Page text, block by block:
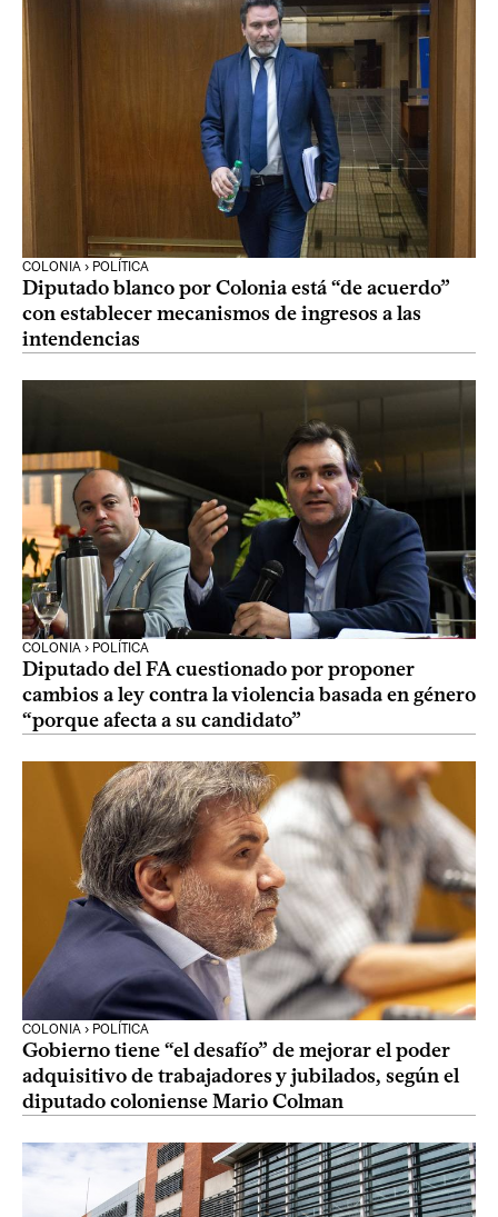
COLONIA › POLÍTICA
Diputado blanco por Colonia está “de acuerdo”
con establecer mecanismos de ingresos a las
intendencias
COLONIA › POLÍTICA
Diputado del FA cuestionado por proponer
cambios a ley contra la violencia basada en género
“porque afecta a su candidato”
COLONIA › POLÍTICA
Gobierno tiene “el desafío” de mejorar el poder
adquisitivo de trabajadores y jubilados, según el
diputado coloniense Mario Colman